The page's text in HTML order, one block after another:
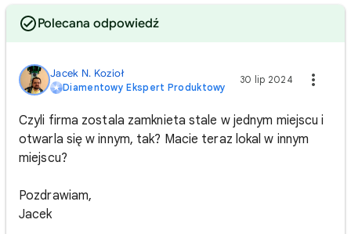
Polecana odpowiedź
Jacek N. Kozioł
Diamentowy Ekspert Produktowy
30 lip 2024
Czyli firma zostala zamknieta stale w jednym miejscu i
otwarla się w innym, tak? Macie teraz lokal w innym
miejscu?
Pozdrawiam,
Jacek